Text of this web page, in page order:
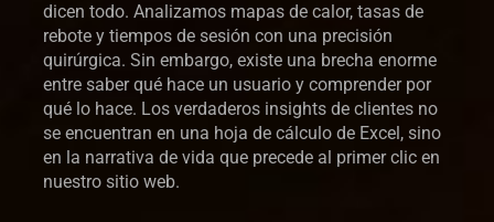
dicen todo. Analizamos mapas de calor, tasas de
rebote y tiempos de sesión con una precisión
quirúrgica. Sin embargo, existe una brecha enorme
entre saber qué hace un usuario y comprender por
qué lo hace. Los verdaderos insights de clientes no
se encuentran en una hoja de cálculo de Excel, sino
en la narrativa de vida que precede al primer clic en
nuestro sitio web.